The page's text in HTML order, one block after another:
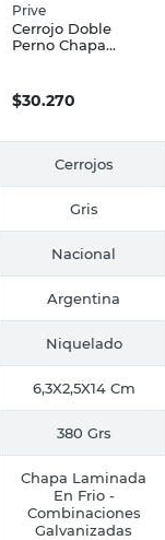
Prive
Cerrojo Doble
Perno Chapa
Niquelado Prive
$30.270
Cerrojos
Gris
Nacional
Argentina
Niquelado
6,3X2,5X14 Cm
380 Grs
Chapa Laminada
En Frio -
Combinaciones
Galvanizadas